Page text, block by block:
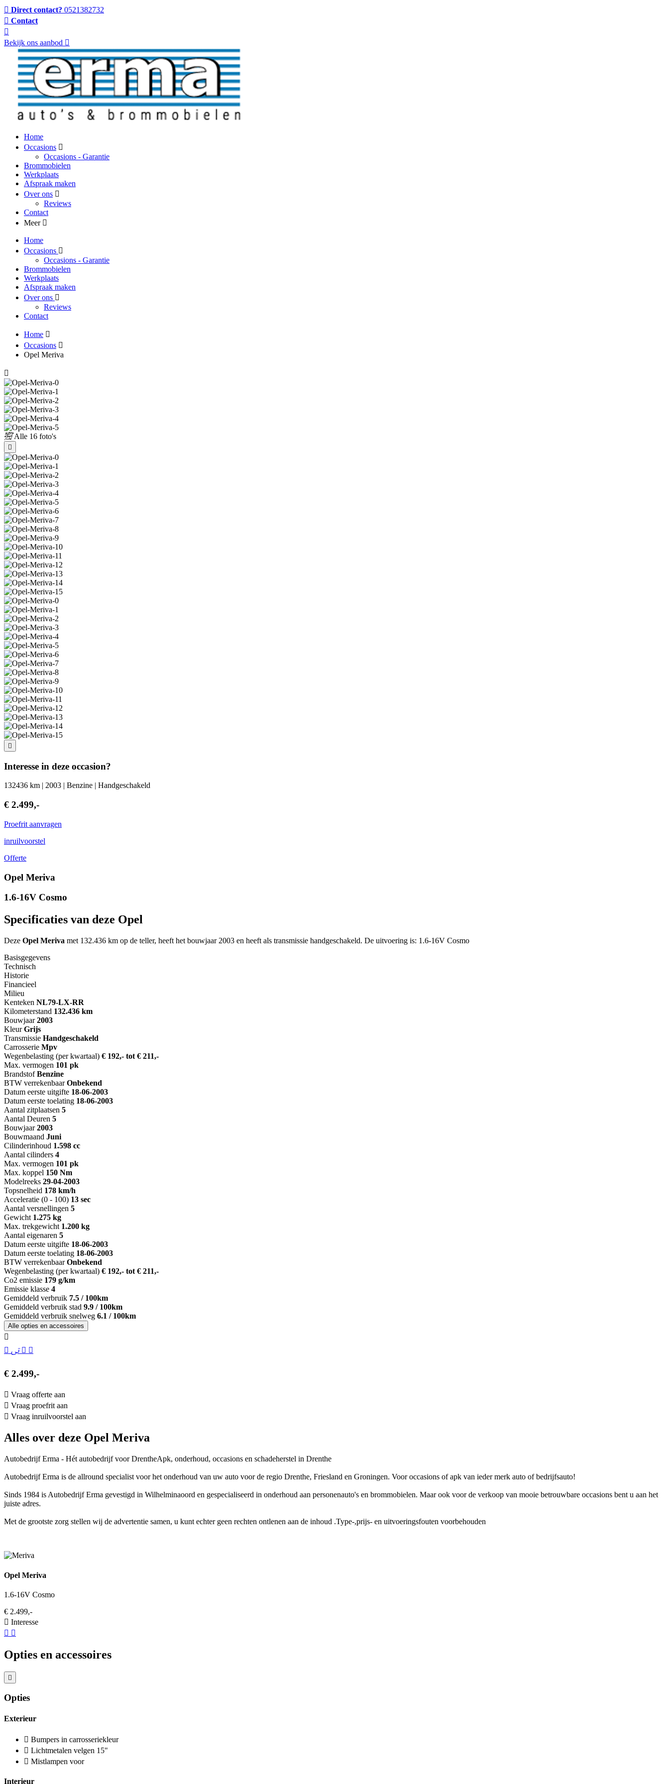
Direct contact? 0521382732
Contact
Bekijk ons aanbod
Home
Occasions
Occasions - Garantie
Brommobielen
Werkplaats
Afspraak maken
Over ons
Reviews
Contact
Meer
Home
Occasions
Occasions - Garantie
Brommobielen
Werkplaats
Afspraak maken
Over ons
Reviews
Contact
Home
Occasions
Opel Meriva
Alle 16 foto's
Interesse in deze occasion?
132436 km | 2003 | Benzine | Handgeschakeld
€ 2.499,-
Proefrit aanvragen
inruilvoorstel
Offerte
Opel Meriva
1.6-16V Cosmo
Specificaties van deze Opel
Deze Opel Meriva met 132.436 km op de teller, heeft het bouwjaar 2003 en heeft als transmissie handgeschakeld. De uitvoering is: 1.6-16V Cosmo
Basisgegevens
Technisch
Historie
Financieel
Milieu
Kenteken NL79-LX-RR
Kilometerstand 132.436 km
Bouwjaar 2003
Kleur Grijs
Transmissie Handgeschakeld
Carrosserie Mpv
Wegenbelasting (per kwartaal) € 192,- tot € 211,-
Max. vermogen 101 pk
Brandstof Benzine
BTW verrekenbaar Onbekend
Datum eerste uitgifte 18-06-2003
Datum eerste toelating 18-06-2003
Aantal zitplaatsen 5
Aantal Deuren 5
Bouwjaar 2003
Bouwmaand Juni
Cilinderinhoud 1.598 cc
Aantal cilinders 4
Max. vermogen 101 pk
Max. koppel 150 Nm
Modelreeks 29-04-2003
Topsnelheid 178 km/h
Acceleratie (0 - 100) 13 sec
Aantal versnellingen 5
Gewicht 1.275 kg
Max. trekgewicht 1.200 kg
Aantal eigenaren 5
Datum eerste uitgifte 18-06-2003
Datum eerste toelating 18-06-2003
BTW verrekenbaar Onbekend
Wegenbelasting (per kwartaal) € 192,- tot € 211,-
Co2 emissie 179 g/km
Emissie klasse 4
Gemiddeld verbruik 7.5 / 100km
Gemiddeld verbruik stad 9.9 / 100km
Gemiddeld verbruik snelweg 6.1 / 100km
Alle opties en accessoires
€ 2.499,-
Vraag offerte aan
Vraag proefrit aan
Vraag inruilvoorstel aan
Alles over deze Opel Meriva
Autobedrijf Erma - Hét autobedrijf voor DrentheApk, onderhoud, occasions en schadeherstel in Drenthe
Autobedrijf Erma is de allround specialist voor het onderhoud van uw auto voor de regio Drenthe, Friesland en Groningen. Voor occasions of apk van ieder merk auto of bedrijfsauto!
Sinds 1984 is Autobedrijf Erma gevestigd in Wilhelminaoord en gespecialiseerd in onderhoud aan personenauto's en brommobielen. Maar ook voor de verkoop van mooie betrouwbare occasions bent u aan het
juiste adres.
Met de grootste zorg stellen wij de advertentie samen, u kunt echter geen rechten ontlenen aan de inhoud .Type-,prijs- en uitvoeringsfouten voorbehouden
Opel Meriva
1.6-16V Cosmo
€ 2.499,-
Interesse
Opties en accessoires
Opties
Exterieur
Bumpers in carrosseriekleur
Lichtmetalen velgen 15"
Mistlampen voor
Interieur